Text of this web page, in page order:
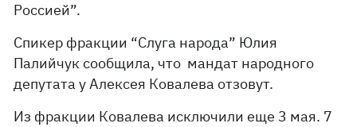
Россией”.
Спикер фракции “Слуга народа” Юлия
Палийчук сообщила, что мандат народного
депутата у Алексея Ковалева отзовут.
Из фракции Ковалева исключили еще 3 мая. 7